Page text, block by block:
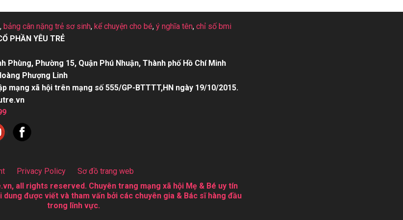
, bảng cân nặng trẻ sơ sinh, kể chuyện cho bé, ý nghĩa tên, chỉ số bmi
PHẦN YÊU TRẺ
Phùng, Phường 15, Quận Phú Nhuận, Thành phố Hồ Chí Minh
Phượng Linh
mạng xã hội trên mạng số 555/GP-BTTTT,HN ngày 19/10/2015.
Privacy Policy
Sơ đồ trang web
all rights reserved. Chuyên trang mạng xã hội Mẹ & Bé uy tín
dung được viết và tham vấn bởi các chuyên gia & Bác sĩ hàng đầu
trong lĩnh vực.